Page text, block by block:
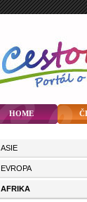
HOME
ASIE
EVROPA
AFRIKA